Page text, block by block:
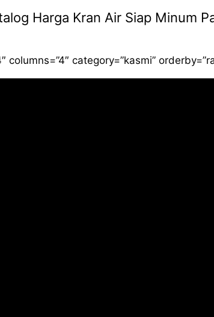
Harga Kran Air Siap Minum
columns=”4″ category=”kasmi”